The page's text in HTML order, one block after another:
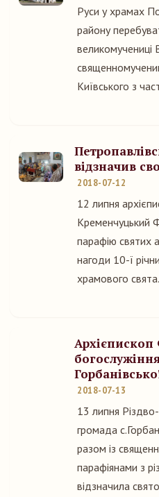
Руси у храмах
району
великомучениці
Київського з
відзначив
2018-07-12
12 липня
Кременчуцький
парафію святих
нагоди 10-ї
храмового свята.
Архієпископ
2018-07-13
13 липня
громада
разом із
парафіянами з
відзначила